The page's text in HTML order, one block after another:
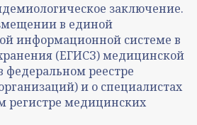
заключение.
в единой
информационной системе в
(ЕГИСЗ) медицинской
федеральном реестре
и о специалистах
регистре медицинских